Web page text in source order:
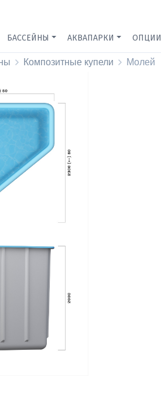
БАССЕЙНЫ АКВАПАРКИ ОПЦИИ
Композитные купели Молей